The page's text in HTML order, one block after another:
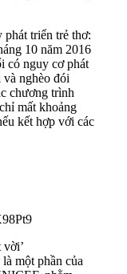
phát triển trẻ thơ:
10 năm 2016
có nguy cơ phát
nghèo đói
chương trình
mất khoảng
kết hợp với các
vời’
một phần của